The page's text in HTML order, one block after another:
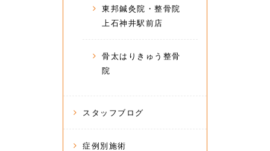
東邦鍼灸院・整骨院
上石神井駅前店
骨太はりきゅう整骨
院
スタッフブログ
症例別施術